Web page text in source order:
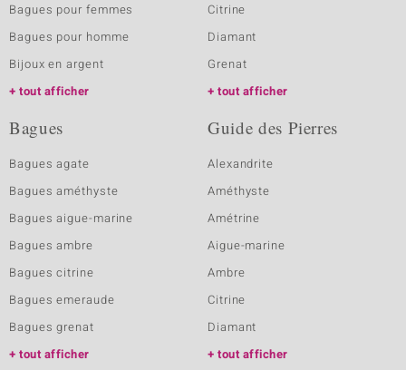
Bagues pour femmes
Bagues pour homme
Bijoux en argent
tout afficher
Citrine
Diamant
Grenat
tout afficher
Bagues
Bagues agate
Bagues améthyste
Bagues aigue-marine
Bagues ambre
Bagues citrine
Bagues emeraude
Bagues grenat
tout afficher
Guide des Pierres
Alexandrite
Améthyste
Amétrine
Aigue-marine
Ambre
Citrine
Diamant
tout afficher